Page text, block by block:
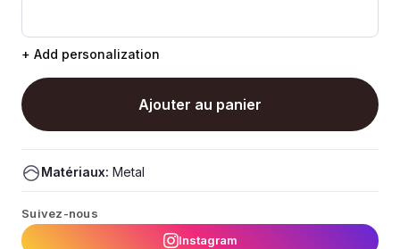
+ Add personalization
Ajouter au panier
Matériaux: Metal
Suivez-nous
Instagram